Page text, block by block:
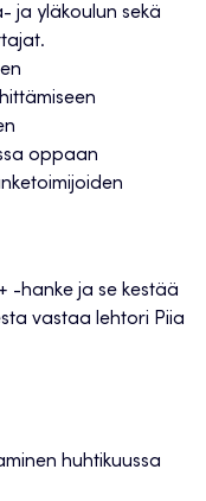
ja yläkoulun sekä
oppaan
-hanke ja se kestää
vastaa lehtori Piia
huhtikuussa